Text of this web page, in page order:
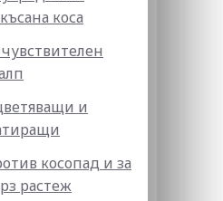
коса
и
косопад и за
растеж